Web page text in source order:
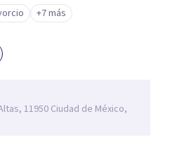
la Logoterapia, el
Dialéctico Conductual.
persistente, estados
pensamientos
para regular sus
+7 más
11950 Ciudad de México,